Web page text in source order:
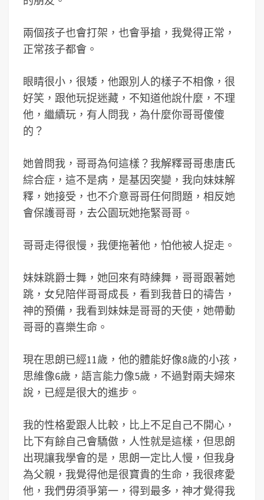
兩個孩子也會打架，也會爭搶，我覺得正常，
正常孩子都會。
眼睛很小，很矮，他跟別人的樣子不相像，很
好笑，跟他玩捉迷藏，不知道他說什麼，不理
他，繼續玩，有人問我，為什麼你哥哥傻傻
的？
她曾問我，哥哥為何這樣？我解釋哥哥患唐氏
綜合症，這不是病，是基因突變，我向妹妹解
釋，她接受，也不介意哥哥任何問題，相反她
會保護哥哥，去公園玩她拖緊哥哥。
哥哥走得很慢，我便拖著他，怕他被人捉走。
妹妹跳爵士舞，她回來有時練舞，哥哥跟著她
跳，女兒陪伴哥哥成長，看到我昔日的禱告，
神的預備，我看到妹妹是哥哥的天使，她帶動
哥哥的喜樂生命。
現在思朗已經11歲，他的體能好像8歲的小孩，
思維像6歲，語言能力像5歲，不過對兩夫婦來
說，已經是很大的進步。
我的性格愛跟人比較，比上不足自己不開心，
比下有餘自己會驕傲，人性就是這樣，但思朗
出現讓我學會的是，思朗一定比人慢，但我身
為父親，我覺得他是很寶貴的生命，我很疼愛
他，我們毋須爭第一，得到最多，神才覺得我